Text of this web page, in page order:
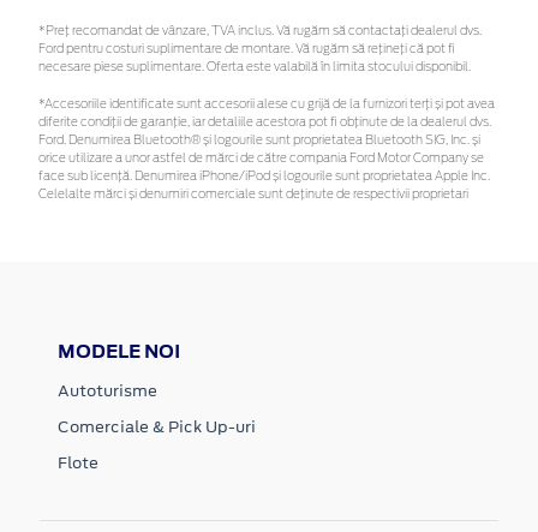
*Preţ recomandat de vânzare, TVA inclus. Vă rugăm să contactaţi dealerul dvs.
Ford pentru costuri suplimentare de montare. Vă rugăm să rețineți că pot fi
necesare piese suplimentare. Oferta este valabilă în limita stocului disponibil.
*Accesoriile identificate sunt accesorii alese cu grijă de la furnizori terți și pot avea
diferite condiții de garanție, iar detaliile acestora pot fi obținute de la dealerul dvs.
Ford. Denumirea Bluetooth® și logourile sunt proprietatea Bluetooth SIG, Inc. și
orice utilizare a unor astfel de mărci de către compania Ford Motor Company se
face sub licență. Denumirea iPhone/iPod și logourile sunt proprietatea Apple Inc.
Celelalte mărci și denumiri comerciale sunt deținute de respectivii proprietari
MODELE NOI
Autoturisme
Comerciale & Pick Up-uri
Flote